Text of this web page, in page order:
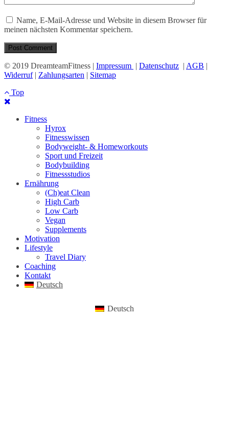
Name, E-Mail-Adresse und Website in diesem Browser für
meinen nächsten Kommentar speichern.
© 2019 DreamteamFitness | Impressum | Datenschutz | AGB |
Widerruf| Zahlungsarten | Sitemap
Top
Fitness
Hyrox
Fitnesswissen
Bodyweight- & Homeworkouts
Sport und Freizeit
Bodybuilding
Fitnessstudios
Ernährung
(Ch)eat Clean
High Carb
Low Carb
Vegan
Supplements
Motivation
Lifestyle
Travel Diary
Coaching
Kontakt
Deutsch
Deutsch